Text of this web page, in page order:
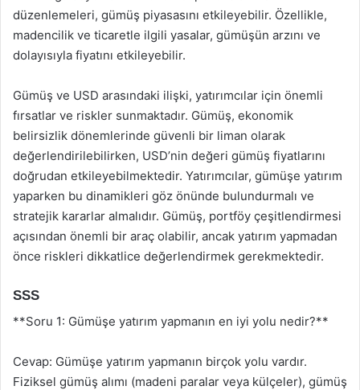
düzenlemeleri, gümüş piyasasını etkileyebilir. Özellikle,
madencilik ve ticaretle ilgili yasalar, gümüşün arzını ve
dolayısıyla fiyatını etkileyebilir.
Gümüş ve USD arasındaki ilişki, yatırımcılar için önemli
fırsatlar ve riskler sunmaktadır. Gümüş, ekonomik
belirsizlik dönemlerinde güvenli bir liman olarak
değerlendirilebilirken, USD’nin değeri gümüş fiyatlarını
doğrudan etkileyebilmektedir. Yatırımcılar, gümüşe yatırım
yaparken bu dinamikleri göz önünde bulundurmalı ve
stratejik kararlar almalıdır. Gümüş, portföy çeşitlendirmesi
açısından önemli bir araç olabilir, ancak yatırım yapmadan
önce riskleri dikkatlice değerlendirmek gerekmektedir.
SSS
**Soru 1: Gümüşe yatırım yapmanın en iyi yolu nedir?**
Cevap: Gümüşe yatırım yapmanın birçok yolu vardır.
Fiziksel gümüş alımı (madeni paralar veya külçeler), gümüş